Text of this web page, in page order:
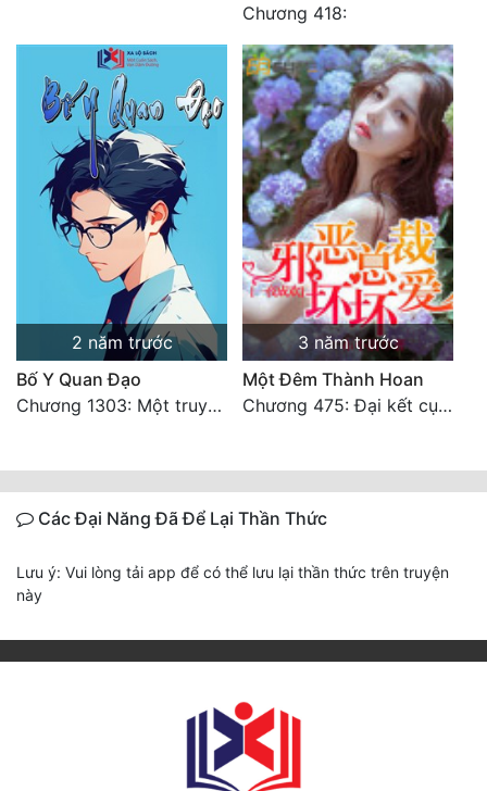
Sát Phạt Quyết Đoán
Điềm Đạm
Chương 418:
2 năm trước
Bố Y Quan Đạo
Chương 1303: Một truyền kỳ. HẾT
3 năm trước
Một Đêm Thành Hoan
Chương 475: Đại kết cục (hoàn văn)
Các Đại Năng Đã Để Lại Thần Thức
Lưu ý: Vui lòng tải app để có thể lưu lại thần thức trên truyện
này